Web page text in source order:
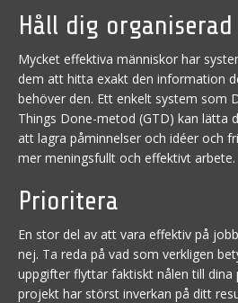
Håll dig organiserad
Mycket effektiva människor har
dem att hitta exakt den information
behöver den. Ett enkelt system som
Things Done-metod (GTD) kan lätta
att lagra påminnelser och idéer och
mer meningsfullt och effektivt arbete.
Prioritera
En stor del av att vara effektiv på
nej. Ta reda på vad som verkligen
uppgifter flyttar faktiskt nålen till dina
projekt har störst inverkan på ditt